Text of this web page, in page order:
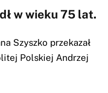
w wieku 75 lat.
Szyszko przekazał
Polskiej Andrzej